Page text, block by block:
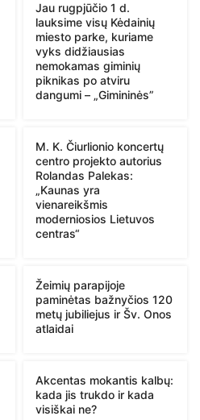
Jau rugpjūčio 1 d.
lauksime visų Kėdainių
miesto parke, kuriame
vyks didžiausias
nemokamas giminių
piknikas po atviru
dangumi – „Gimininės”
M. K. Čiurlionio koncertų
centro projekto autorius
Rolandas Palekas:
„Kaunas yra
vienareikšmis
moderniosios Lietuvos
centras“
Žeimių parapijoje
paminėtas bažnyčios 120
metų jubiliejus ir Šv. Onos
atlaidai
Akcentas mokantis kalbų:
kada jis trukdo ir kada
visiškai ne?